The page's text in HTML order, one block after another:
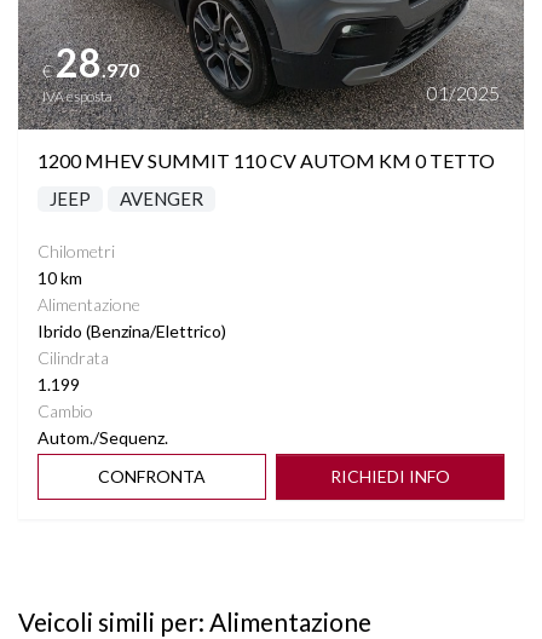
€28.970
IVA esposta 01/2025
1200 MHEV SUMMIT 110 CV AUTOM KM 0 TETTO
JEEP AVENGER
Chilometri
10 km
Alimentazione
Ibrido (Benzina/Elettrico)
Cilindrata
1.199
Cambio
Autom./Sequenz.
CONFRONTA
RICHIEDI INFO
Veicoli simili per: Alimentazione